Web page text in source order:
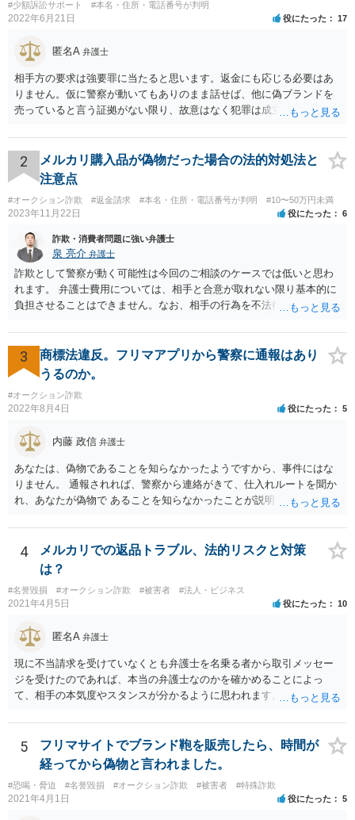
#少額訴訟サポート #本名・住所・電話番号が判明
2022年6月21日 役にたった 17
匿名A 弁護士
相手方の要求は強要罪に当たると思います。返金にも応じる必要はあ
りません。仮に警察が動いてもありのまま話せば、他に偽ブランドを
売っていると言う証拠がない限り、故意はなく犯罪は成立しないと判
す。本当にブランド品がほしくて損したと思うだけなら元の金額の返
金しか求めないはずですし、靴の機能性に問題がないなら「ブランド
品じゃないから履いていかなかった」という主張もまず通りません。
2
メルカリ購入品が偽物だった場合の法的対処法と
注意点
#オークション詐欺 #返金請求 #本名・住所・電話番号が判明 #10〜50万円未満
2023年11月22日 役にたった 6
詐欺・消費者問題に強い弁護士
泉 亮介 弁護士
詐欺として警察が動く可能性は今回のご相談のケースでは低いと思わ
れます。 弁護士費用については、相手と合意が取れない限り基本的に
負担させることはできません。なお、相手の行為を不法行為として損
して請求することも可能です。
3
商標法違反。フリマアプリから警察に通報はあり
うるのか。
#オークション詐欺
2022年8月4日 役にたった 5
内藤 政信 弁護士
あなたは、偽物であることを知らなかったようですから、事件にはな
りません。 通報されれば、警察から連絡がきて、仕入れルートを聞か
れ、あなたが偽物で あることを知らなかったことが説明できれば、事
ょう。
4
メルカリでの返品トラブル、法的リスクと対策
は？
#名誉毀損 #オークション詐欺 #被害者 #法人・ビジネス
2021年4月5日 役にたった 10
匿名A 弁護士
現に不当請求を受けていなくとも弁護士を名乗る者から取引メッセー
ジを受けたのであれば、本当の弁護士なのかを確かめることによっ
て、相手の本気度やスタンスが分かるように思われます。
5
フリマサイトでブランド鞄を販売したら、時間が
経ってから偽物と言われました。
#恐喝・脅迫 #名誉毀損 #オークション詐欺 #被害者 #特殊詐欺
2021年4月1日 役にたった 5